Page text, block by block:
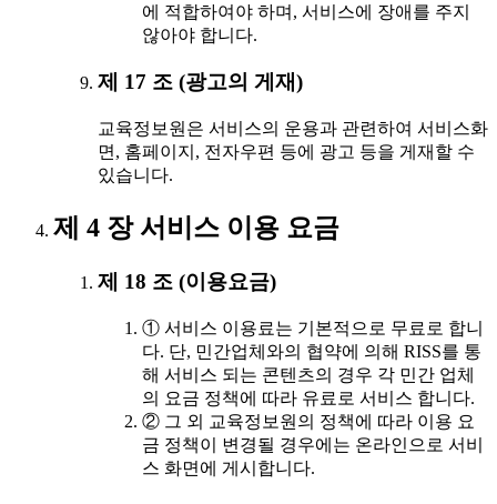
에 적합하여야 하며, 서비스에 장애를 주지
않아야 합니다.
제 17 조 (광고의 게재)
교육정보원은 서비스의 운용과 관련하여 서비스화
면, 홈페이지, 전자우편 등에 광고 등을 게재할 수
있습니다.
제 4 장 서비스 이용 요금
제 18 조 (이용요금)
① 서비스 이용료는 기본적으로 무료로 합니
다. 단, 민간업체와의 협약에 의해 RISS를 통
해 서비스 되는 콘텐츠의 경우 각 민간 업체
의 요금 정책에 따라 유료로 서비스 합니다.
② 그 외 교육정보원의 정책에 따라 이용 요
금 정책이 변경될 경우에는 온라인으로 서비
스 화면에 게시합니다.